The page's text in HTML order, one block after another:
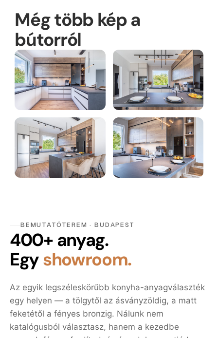
Ablaknál körbefutó hátfal
Még több kép a
bútorról
BEMUTATÓTEREM · BUDAPEST
400+ anyag.
Egyshowroom.
Az egyik legszéleskörűbb konyha-anyagválaszték
egy helyen — a tölgytől az ásványzöldig, a matt
feketétől a fényes bronzig. Nálunk nem
katalógusból választasz, hanem a kezedbe